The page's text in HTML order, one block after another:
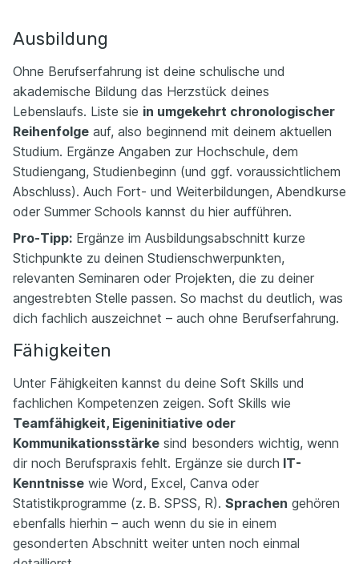
Ausbildung
Ohne Berufserfahrung ist deine schulische und
akademische Bildung das Herzstück deines
Lebenslaufs. Liste sie in umgekehrt chronologischer
Reihenfolge auf, also beginnend mit deinem aktuellen
Studium. Ergänze Angaben zur Hochschule, dem
Studiengang, Studienbeginn (und ggf. voraussichtlichem
Abschluss). Auch Fort- und Weiterbildungen, Abendkurse
oder Summer Schools kannst du hier aufführen.
Pro-Tipp: Ergänze im Ausbildungsabschnitt kurze
Stichpunkte zu deinen Studienschwerpunkten,
relevanten Seminaren oder Projekten, die zu deiner
angestrebten Stelle passen. So machst du deutlich, was
dich fachlich auszeichnet – auch ohne Berufserfahrung.
Fähigkeiten
Unter Fähigkeiten kannst du deine Soft Skills und
fachlichen Kompetenzen zeigen. Soft Skills wie
Teamfähigkeit, Eigeninitiative oder
Kommunikationsstärke sind besonders wichtig, wenn
dir noch Berufspraxis fehlt. Ergänze sie durch IT-
Kenntnisse wie Word, Excel, Canva oder
Statistikprogramme (z. B. SPSS, R). Sprachen gehören
ebenfalls hierhin – auch wenn du sie in einem
gesonderten Abschnitt weiter unten noch einmal